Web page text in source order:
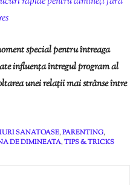
special pentru întreaga
influența întregul program al
unei relații mai strânse între
SANATOASE,PARENTING,
DE DIMINEATA,TIPS & TRICKS